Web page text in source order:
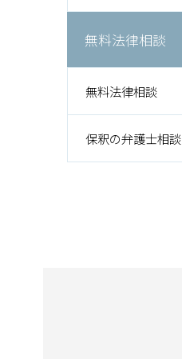
無料法律相談
無料法律相談
保釈の弁護士相談